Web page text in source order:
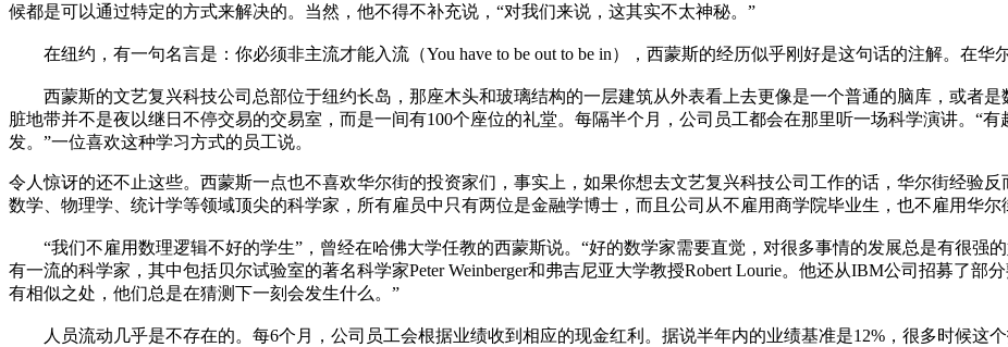
候都是可以通过特定的方式来解决的。当然，他不得不补充说，“对我们来说，这其实不太神秘。”
在纽约，有一句名言是：你必须非主流才能入流（You have to be out to be in），西蒙斯的经历似乎刚好是这句话的注解。在华
西蒙斯的文艺复兴科技公司总部位于纽约长岛，那座木头和玻璃结构的一层建筑从外表看上去更像是一个普通的脑库，或者是
脏地带并不是夜以继日不停交易的交易室，而是一间有100个座位的礼堂。每隔半个月，公司员工都会在那里听一场科学演讲。“
发。”一位喜欢这种学习方式的员工说。
令人惊讶的还不止这些。西蒙斯一点也不喜欢华尔街的投资家们，事实上，如果你想去文艺复兴科技公司工作的话，华尔街经验
数学、物理学、统计学等领域顶尖的科学家，所有雇员中只有两位是金融学博士，而且公司从不雇用商学院毕业生，也不雇用华尔
“我们不雇用数理逻辑不好的学生”，曾经在哈佛大学任教的西蒙斯说。“好的数学家需要直觉，对很多事情的发展总是有很强
有一流的科学家，其中包括贝尔试验室的著名科学家Peter Weinberger和弗吉尼亚大学教授Robert Lourie。他还从IBM公司招募了
有相似之处，他们总是在猜测下一刻会发生什么。”
人员流动几乎是不存在的。每6个月，公司员工会根据业绩收到相应的现金红利。据说半年内的业绩基准是12%，很多时候这